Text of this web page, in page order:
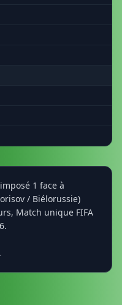
1 face à
/ Biélorussie)
Match unique FIFA